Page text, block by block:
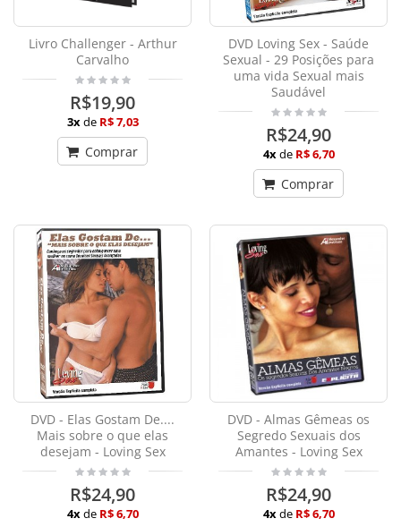
Livro Challenger - Arthur
Carvalho
R$19,90
3xde R$ 7,03
Comprar
DVD Loving Sex - Saúde
Sexual - 29 Posições para
uma vida Sexual mais
Saudável
R$24,90
4xde R$ 6,70
Comprar
DVD - Elas Gostam De....
Mais sobre o que elas
desejam - Loving Sex
R$24,90
4xde R$ 6,70
DVD - Almas Gêmeas os
Segredo Sexuais dos
Amantes - Loving Sex
R$24,90
4xde R$ 6,70